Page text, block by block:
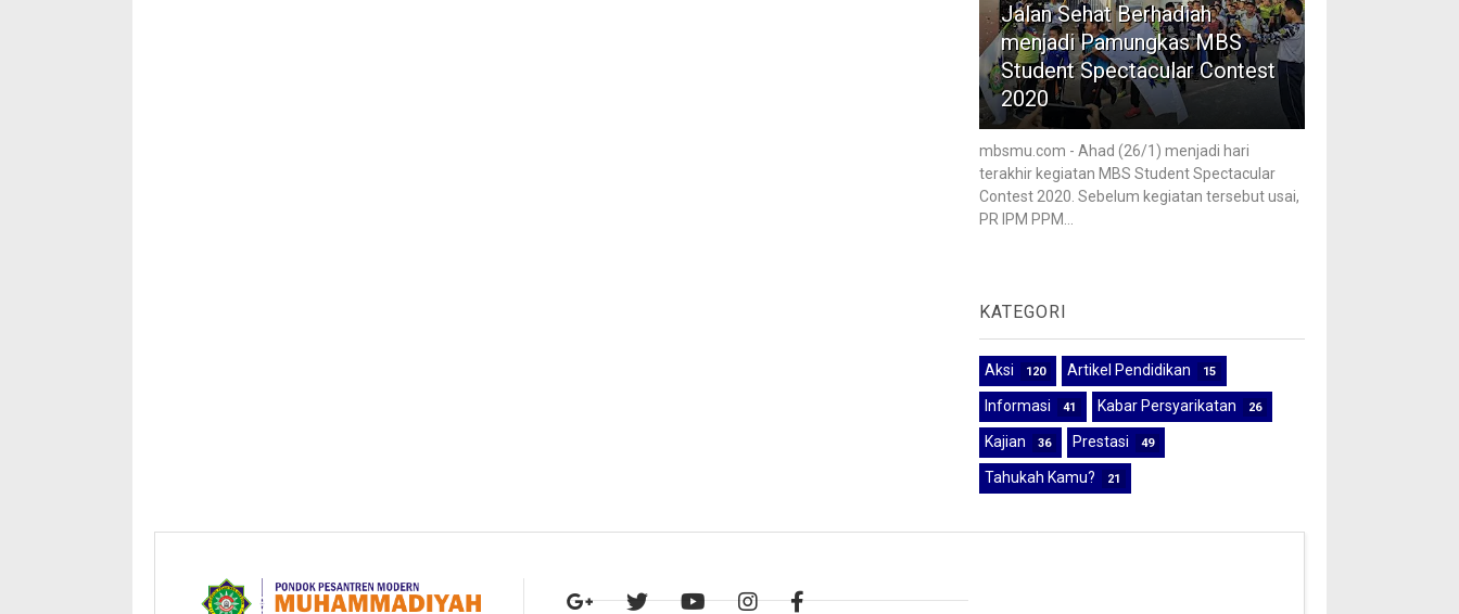
Jalan Sehat Berhadiah
menjadi Pamungkas MBS
Student Spectacular Contest
2020
mbsmu.com - Ahad (26/1) menjadi hari
terakhir kegiatan MBS Student Spectacular
Contest 2020. Sebelum kegiatan tersebut usai,
PR IPM PPM...
KATEGORI
Aksi 120 Artikel Pendidikan 15
Informasi 41 Kabar Persyarikatan 26
Kajian 36 Prestasi 49
Tahukah Kamu? 21